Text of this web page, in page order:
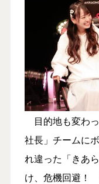
目的地も変わ
社長」チームに
れ違った「きあ
け、危機回避！